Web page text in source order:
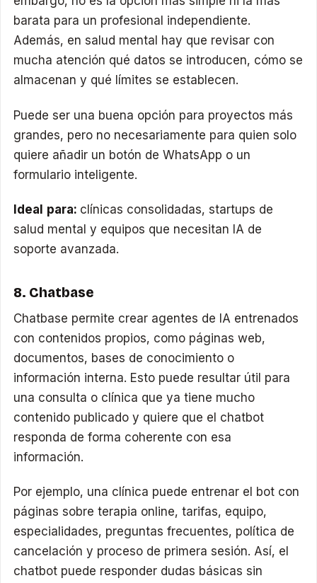
barata para un profesional independiente.
Además, en salud mental hay que revisar con
mucha atención qué datos se introducen, cómo se
almacenan y qué límites se establecen.
Puede ser una buena opción para proyectos más
grandes, pero no necesariamente para quien solo
quiere añadir un botón de WhatsApp o un
formulario inteligente.
Ideal para: clínicas consolidadas, startups de
salud mental y equipos que necesitan IA de
soporte avanzada.
8. Chatbase
Chatbase permite crear agentes de IA entrenados
con contenidos propios, como páginas web,
documentos, bases de conocimiento o
información interna. Esto puede resultar útil para
una consulta o clínica que ya tiene mucho
contenido publicado y quiere que el chatbot
responda de forma coherente con esa
información.
Por ejemplo, una clínica puede entrenar el bot con
páginas sobre terapia online, tarifas, equipo,
especialidades, preguntas frecuentes, política de
cancelación y proceso de primera sesión. Así, el
chatbot puede responder dudas básicas sin